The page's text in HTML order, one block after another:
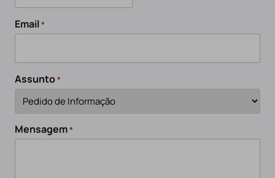
Email*
Assunto*
Mensagem*